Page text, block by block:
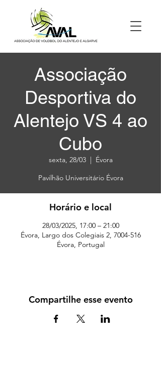
Associação
Desportiva do
Alentejo VS 4 ao
Cubo
sexta, 28/03
  |
Évora
Pavilhão Universitário Évora
Horário e local
28/03/2025, 17:00 – 21:00
Évora, Largo dos Colegiais 2, 7004-516
Évora, Portugal
Compartilhe esse evento